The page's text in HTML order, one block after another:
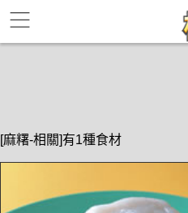
[麻糬-相關]有1種食材